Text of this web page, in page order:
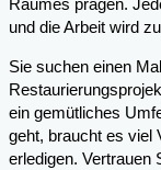
Raumes prägen.
und die Arbeit wird
Sie suchen einen
ein gemütliches
geht, braucht es viel
erledigen. Vertrauen